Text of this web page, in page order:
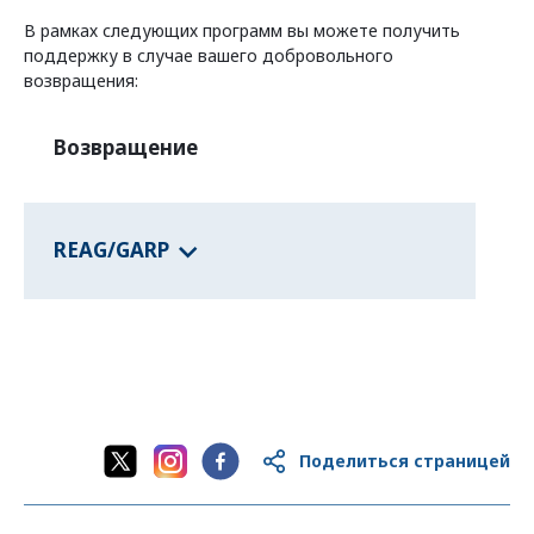
В рамках следующих программ вы можете получить
поддержку в случае вашего добровольного
возвращения:
Возвращение
REAG/GARP
Поделиться страницей